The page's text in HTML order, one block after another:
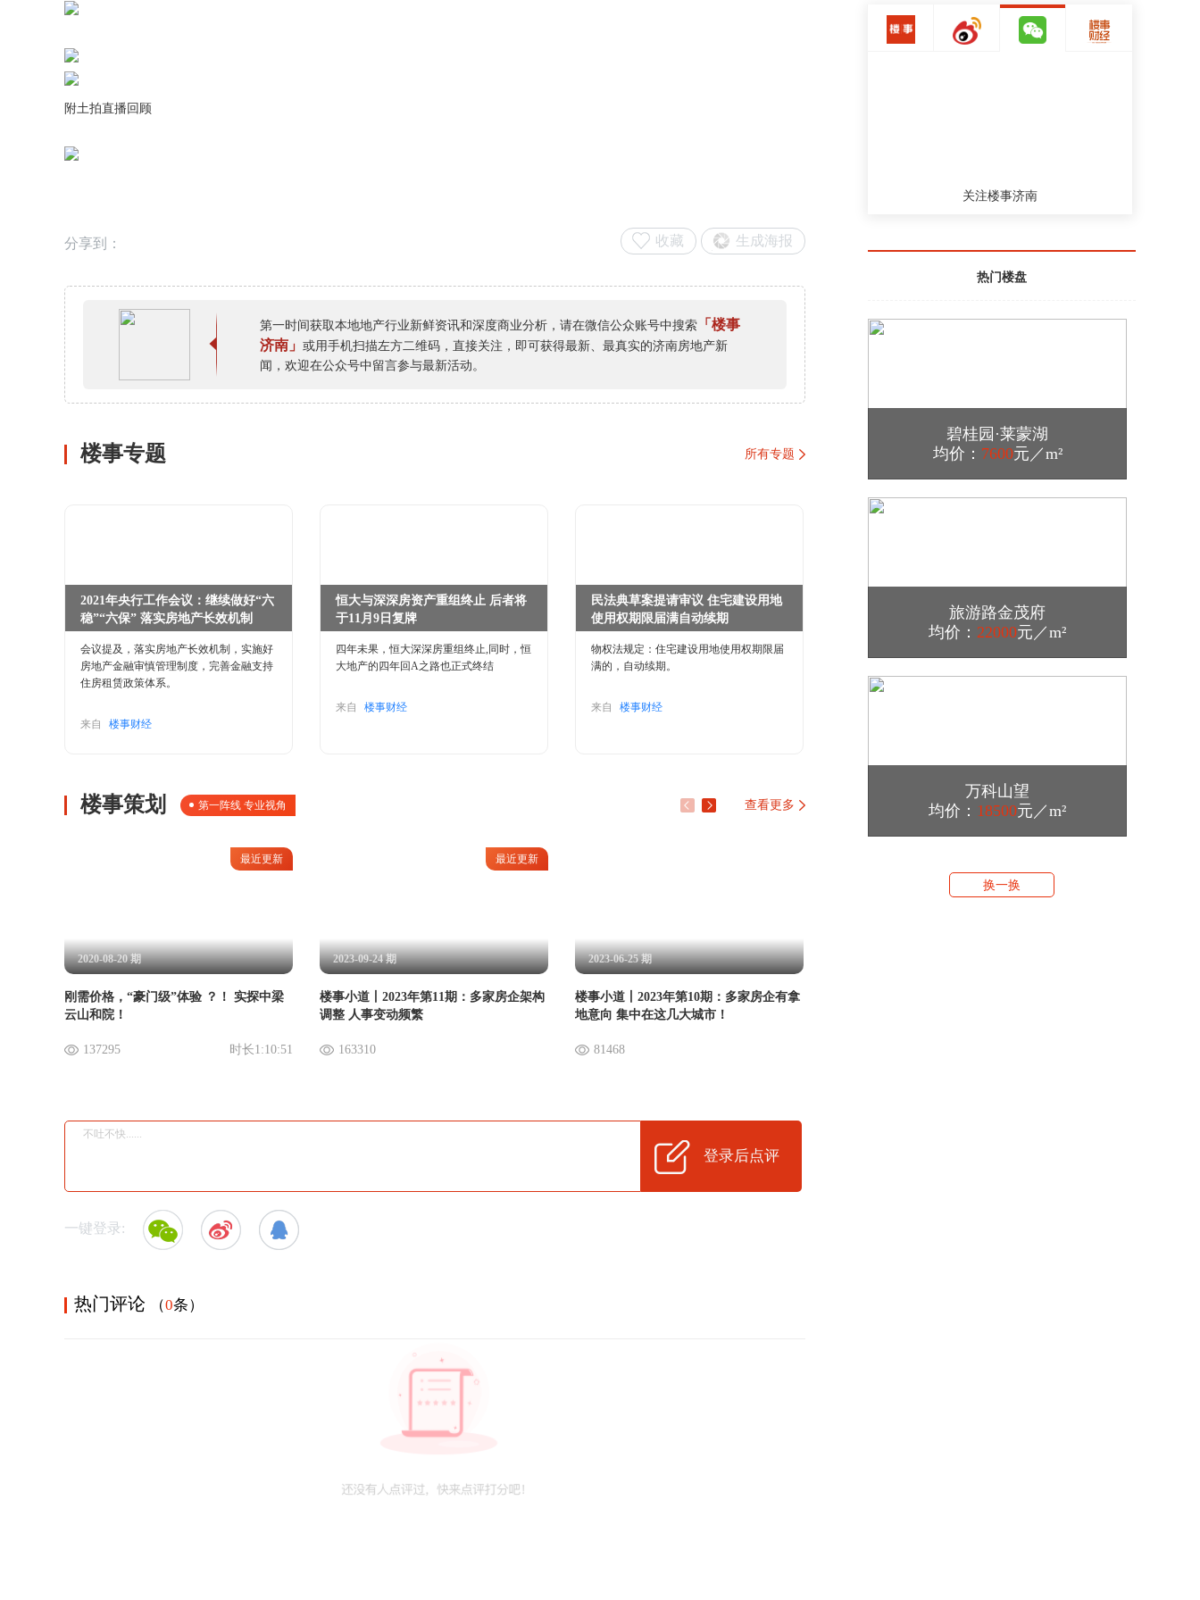
附土拍直播回顾
生成海报
收藏
分享到：
第一时间获取本地地产行业新鲜资讯和深度商业分析，请在微信公众账号中搜索 「楼事
济南」 或用手机扫描左方二维码，直接关注，即可获得最新、最真实的济南房地产新
闻，欢迎在公众号中留言参与最新活动。
楼事专题 所有专题
2021年央行工作会议：继续做好“六
稳”“六保” 落实房地产长效机制
会议提及，落实房地产长效机制，实施好
房地产金融审慎管理制度，完善金融支持
住房租赁政策体系。
来自 楼事财经
恒大与深深房资产重组终止 后者将
于11月9日复牌
四年未果，恒大深深房重组终止,同时，恒
大地产的四年回A之路也正式终结
来自 楼事财经
民法典草案提请审议 住宅建设用地
使用权期限届满自动续期
物权法规定：住宅建设用地使用权期限届
满的，自动续期。
来自 楼事财经
第一阵线 专业视角
楼事策划 查看更多
2020-08-20 期
最近更新
刚需价格，“豪门级”体验 ？！ 实探中梁
云山和院！
137295 时长1:10:51
2023-09-24 期
最近更新
楼事小道丨2023年第11期：多家房企架构
调整 人事变动频繁
163310
2023-06-25 期
楼事小道丨2023年第10期：多家房企有拿
地意向 集中在这几大城市！
81468
登录后点评
一键登录:
热门评论 （0条）
【华夏幸福：新增未能如期偿还债务79.16
亿元 累计939.79亿元】今日华夏幸福公
告，近期公司及下属子公司新增未能如期
告，董事会注意到若干媒体报导有关公司
间接全资附属公司京汉置业集团有限责任
公司的企业借贷纠纷。该等媒体报导指京
11月1日，西安市住房保障工作领导小组发
布《关于暂停共有产权住房购房资格审核
【绿地控股：净负债率降至100％以下 第
二条红线达标转绿】11月1日，据绿地控股
息，截至10月底，绿地控股净负债率指标
已降至100%以下，达标转绿。
粤港澳大湾区科技金融中心】10月28日上
午，雅居乐地产集团华南区域与广州开发
区投资控股有限公司正式签署战略合作框
作切入点开启双方全面战略合作，在地产
开发、产业园区综合开发运营、城市更新
关注楼事济南
热门楼盘
碧桂园·莱蒙湖
均价： 7600元／m²
旅游路金茂府
均价： 22000元／m²
万科山望
均价： 18500元／m²
换一换